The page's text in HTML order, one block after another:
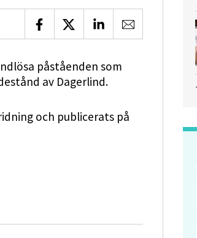
Dela på Facebook
Dela på XDela på LinkedIn
Dela via e-post
påståenden som
av Dagerlind.
och publicerats på